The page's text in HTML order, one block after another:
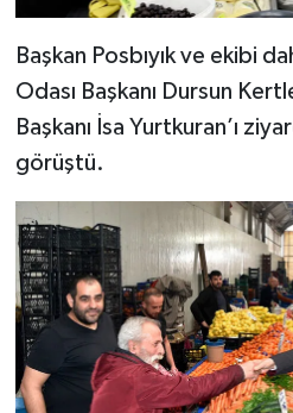
Başkan Posbıyık ve ekibi
Odası Başkanı Dursun
Başkanı İsa Yurtkuran’ı
görüştü.